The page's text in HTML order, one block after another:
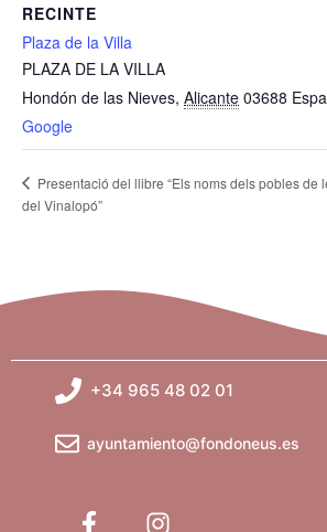
RECINTE
Plaza de la Villa
PLAZA DE LA VILLA
Hondón de las Nieves, Alicante 03688
Google
Presentació del llibre “Els noms dels pobles de
del Vinalopó”
+34 965 48 02 01
ayuntamiento@fondoneus.es